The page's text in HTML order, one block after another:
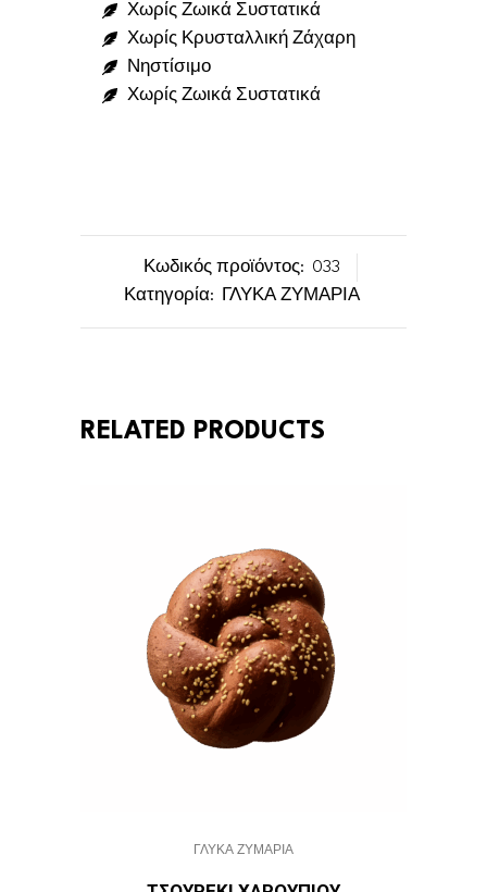
Χωρίς Ζωικά Συστατικά
Χωρίς Κρυσταλλική Ζάχαρη
Νηστίσιμο
Χωρίς Ζωικά Συστατικά
Κωδικός προϊόντος: 033
Κατηγορία:
ΓΛΥΚΑ ΖΥΜΑΡΙΑ
RELATED PRODUCTS
ΓΛΥΚΑ ΖΥΜΑΡΙΑ